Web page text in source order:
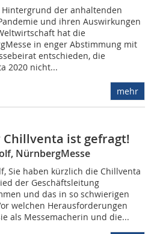
Hintergrund der anhaltenden
und ihren Auswirkungen
hat die
in enger Abstimmung mit
entschieden, die
2020 nicht...
mehr
ist gefragt!
NürnbergMesse
Sie haben kürzlich die Chillventa
der Geschäftsleitung
und das in so schwierigen
welchen Herausforderungen
als Messemacherin und die...